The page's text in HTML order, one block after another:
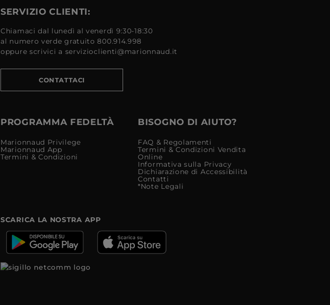
SERVIZIO CLIENTI:
Chiamaci dal lunedì al venerdì 9:30-18:30
al numero verde gratuito 800.914.998
oppure scrivici a servizioclienti@marionnaud.it
CONTATTACI
PROGRAMMA FEDELTÀ
Marionnaud Privilege
Marionnaud App
Termini & Condizioni
BISOGNO DI AIUTO?
FAQ & Regolamenti
Termini & Condizioni Vendita
Online
Informativa sulla Privacy
Dichiarazione di Accessibilità
Contatti
*Note Legali
SCARICA LA NOSTRA APP